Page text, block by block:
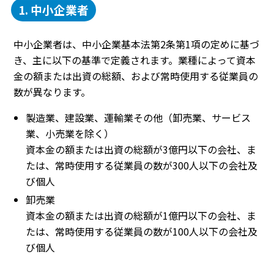
1. 中小企業者
中小企業者は、中小企業基本法第2条第1項の定めに基づ
き、主に以下の基準で定義されます。業種によって資本
金の額または出資の総額、および常時使用する従業員の
数が異なります。
製造業、建設業、運輸業その他（卸売業、サービス
業、小売業を除く）
資本金の額または出資の総額が3億円以下の会社、ま
たは、常時使用する従業員の数が300人以下の会社及
び個人
卸売業
資本金の額または出資の総額が1億円以下の会社、ま
たは、常時使用する従業員の数が100人以下の会社及
び個人